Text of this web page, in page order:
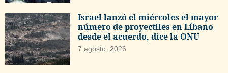
Israel lanzó el miércoles el mayor
número de proyectiles en Líbano
desde el acuerdo, dice la ONU
7 agosto, 2026